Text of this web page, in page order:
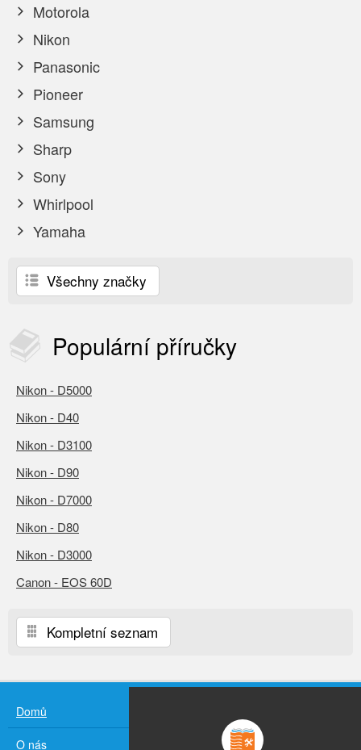
Motorola
Nikon
Panasonic
Pioneer
Samsung
Sharp
Sony
Whirlpool
Yamaha
Všechny značky
Populárnípříručky
Nikon - D5000
Nikon - D40
Nikon - D3100
Nikon - D90
Nikon - D7000
Nikon - D80
Nikon - D3000
Canon - EOS 60D
Kompletní seznam
Domů
O nás